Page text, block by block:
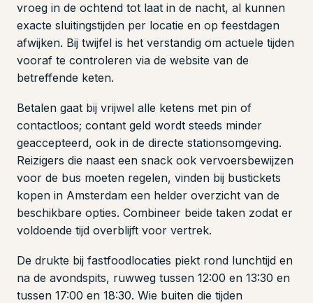
vroeg in de ochtend tot laat in de nacht, al kunnen
exacte sluitingstijden per locatie en op feestdagen
afwijken. Bij twijfel is het verstandig om actuele tijden
vooraf te controleren via de website van de
betreffende keten.
Betalen gaat bij vrijwel alle ketens met pin of
contactloos; contant geld wordt steeds minder
geaccepteerd, ook in de directe stationsomgeving.
Reizigers die naast een snack ook vervoersbewijzen
voor de bus moeten regelen, vinden bij bustickets
kopen in Amsterdam een helder overzicht van de
beschikbare opties. Combineer beide taken zodat er
voldoende tijd overblijft voor vertrek.
De drukte bij fastfoodlocaties piekt rond lunchtijd en
na de avondspits, ruwweg tussen 12:00 en 13:30 en
tussen 17:00 en 18:30. Wie buiten die tijden